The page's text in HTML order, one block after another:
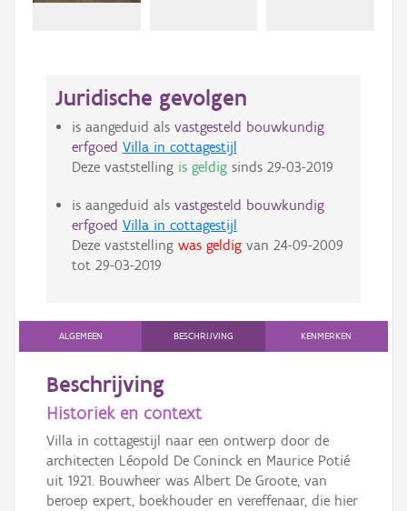
Juridische gevolgen
is aangeduid als vastgesteld bouwkundig
erfgoed Villa in cottagestijl
Deze vaststelling is geldigsinds 29-03-2019
is aangeduid als vastgesteld bouwkundig
erfgoed Villa in cottagestijl
Deze vaststelling was geldigvan 24-09-2009
tot 29-03-2019
ALGEMEEN BESCHRIJVING KENMERKEN
Beschrijving
Historiek en context
Villa in cottagestijl naar een ontwerp door de
architecten Léopold De Coninck en Maurice Potié
uit 1921. Bouwheer was Albert De Groote, van
beroep expert, boekhouder en vereffenaar, die hier